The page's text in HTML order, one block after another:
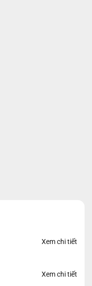
Xem chi tiết
Xem chi tiết